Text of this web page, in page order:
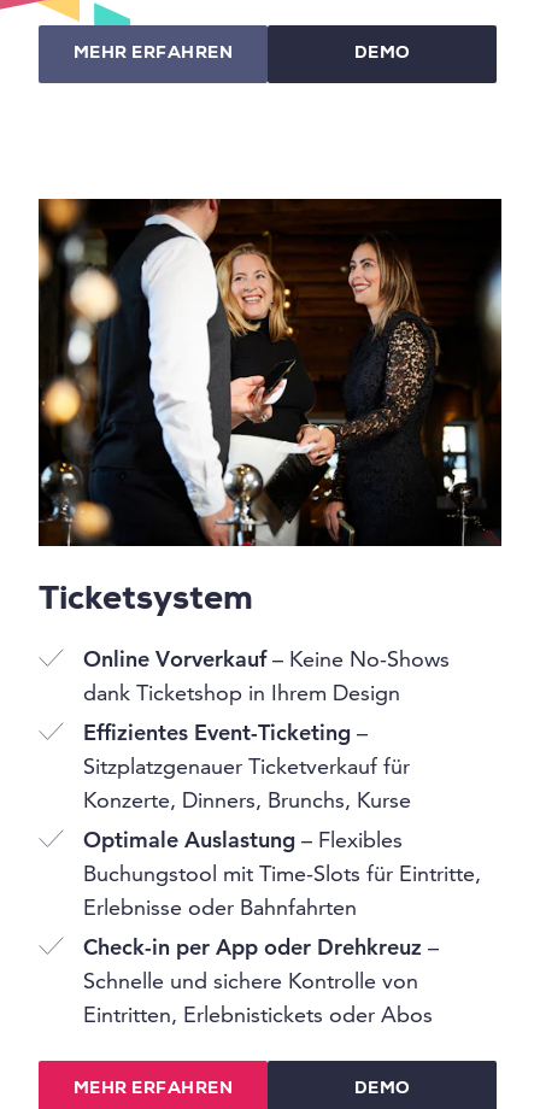
MEHR ERFAHREN DEMO
Ticketsystem
Online Vorverkauf– Keine No-Shows
dank Ticketshop in Ihrem Design
Effizientes Event-Ticketing –
Sitzplatzgenauer Ticketverkauf für
Konzerte, Dinners, Brunchs, Kurse
Optimale Auslastung – Flexibles
Buchungstool mit Time-Slots für Eintritte,
Erlebnisse oder Bahnfahrten
Check-in per App oder Drehkreuz –
Schnelle und sichere Kontrolle von
Eintritten, Erlebnistickets oder Abos
MEHR ERFAHREN DEMO